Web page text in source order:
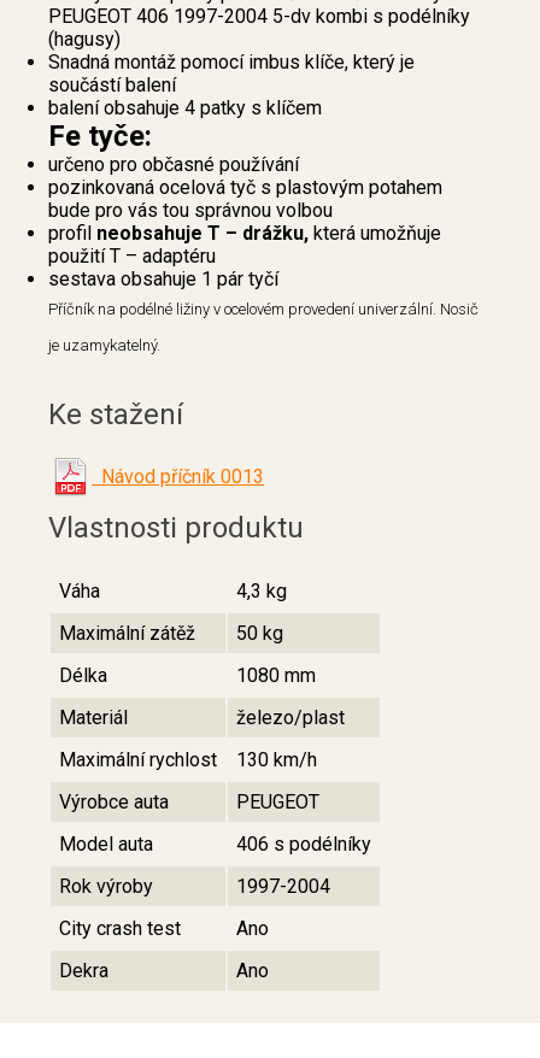
PEUGEOT 406 1997-2004 5-dv kombi s podélníky
(hagusy)
Snadná montáž pomocí imbus klíče, který je
součástí balení
balení obsahuje 4 patky s klíčem
Fe tyče:
určeno pro občasné používání
pozinkovaná ocelová tyč s plastovým potahem
bude pro vás tou správnou volbou
profil neobsahuje T – drážku, která umožňuje
použití T – adaptéru
sestava obsahuje 1 pár tyčí
Příčník na podélné ližiny v ocelovém provedení univerzální. Nosič
je uzamykatelný.
Ke stažení
Návod příčník 0013
Vlastnosti produktu
Váha
4,3 kg
Maximální zátěž
50 kg
Délka
1080 mm
Materiál
železo/plast
Maximální rychlost
130 km/h
Výrobce auta
PEUGEOT
Model auta
406 s podélníky
Rok výroby
1997-2004
City crash test
Ano
Dekra
Ano